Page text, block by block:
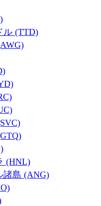
ル (TTD)
(HNL)
諸島 (ANG)